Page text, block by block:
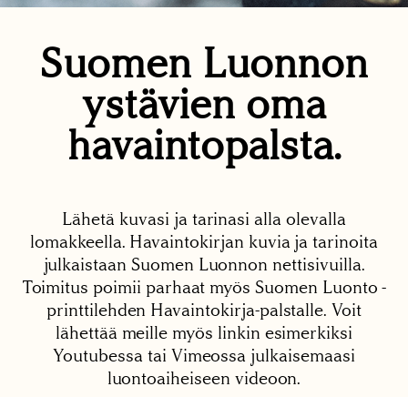
Suomen Luonnon
ystävien oma
havaintopalsta.
Lähetä kuvasi ja tarinasi alla olevalla
lomakkeella. Havaintokirjan kuvia ja tarinoita
julkaistaan Suomen Luonnon nettisivuilla.
Toimitus poimii parhaat myös Suomen Luonto -
printtilehden Havaintokirja-palstalle. Voit
lähettää meille myös linkin esimerkiksi
Youtubessa tai Vimeossa julkaisemaasi
luontoaiheiseen videoon.